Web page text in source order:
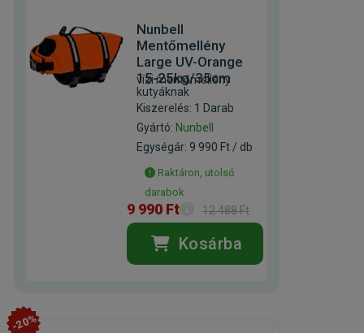
Nunbell
Mentőmellény
Large UV-Orange
15-25kg/35cm
vízi mentőmellény
kutyáknak
Kiszerelés: 1 Darab
Gyártó: Nunbell
Egységár: 9 990 Ft / db
Raktáron, utolsó
darabok
9 990 Ft 12 488 Ft
Kosárba
-20%